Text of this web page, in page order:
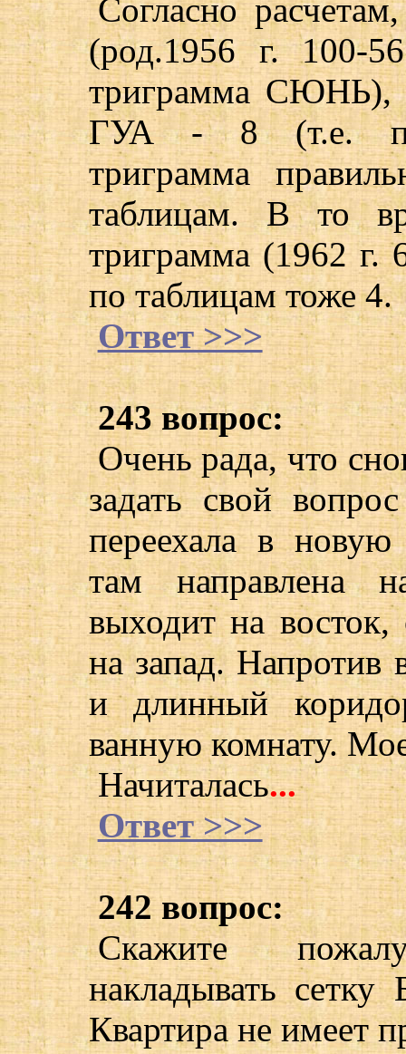
Согласно
(род.1956 г. 100-
триграмма СЮНЬ),
ГУА - 8 (т.е.
триграмма
таблицам. В то
триграмма (1962 г.
по таблицам тоже 4.
Ответ >>>
243 вопрос:
Очень рада, что
задать свой
переехала в новую
там направлена
выходит на
на запад. Напротив
и длинный
ванную комнату.
Начиталась...
Ответ >>>
242 вопрос:
Скажите
накладывать
Квартира не имеет